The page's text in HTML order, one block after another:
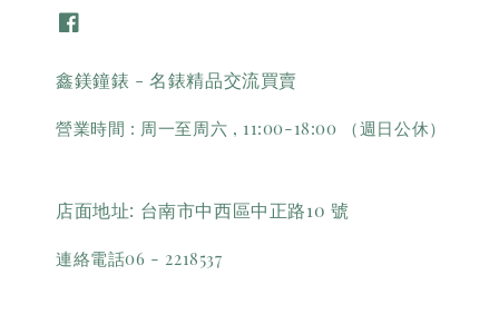
鑫鎂鐘錶 - 名錶精品交流買賣
營業時間 : 周一至周六 , 11:00-18:00 （週日公休）
店面地址: 台南市中西區中正路10 號
連絡電話06 - 2218537